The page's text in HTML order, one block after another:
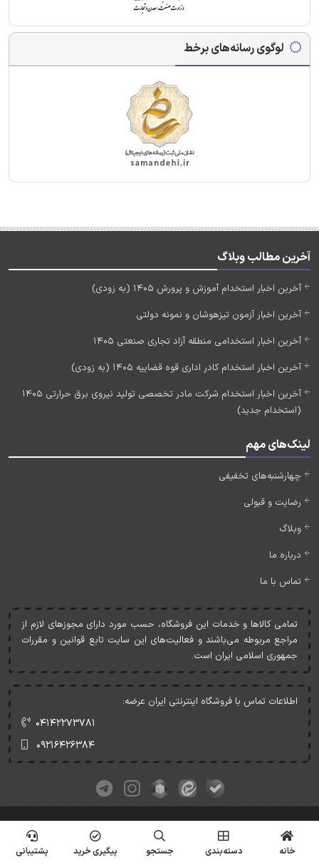
لوگوی رسانه‌های برخط
آخرین مطالب وبلاگ
آخرین اخبار استخدام آموزش و پرورش 1405 (به زودی)
آخرین اخبار آزمون تیزهوشان و نمونه دولتی
آخرین اخبار استخدامی منطقه آزاد تجاری صنعتی 1405
آخرین اخبار استخدام کادر اداری قوه قضاییه 1405 (به زودی)
آخرین اخبار استخدام شرکت مادر تخصصی تولید نیروی برق حرارتی 1405
(استخدام جدید)
لینک‌های مهم
چهارشنبه‌های تخفیفی
رضایت و قبولی
وبلاگ
درباره ما
تماس با ما
تمامی کالاها و خدمات اين فروشگاه، حسب مورد دارای مجوزهای لازم از
مراجع مربوطه می‌باشند و فعاليت‌های اين سايت تابع قوانين و مقررات
جمهوری اسلامی ايران است.
اطلاعات تماس با فروشگاه اینترنتی ایران عرضه:
۰۴۱۴۲۲۷۳۷۸۱
۰۹۲۱۶۴۲۶۳۸۴
خانه دسته‌بندی جستجو پیگیری خرید پشتیبانی